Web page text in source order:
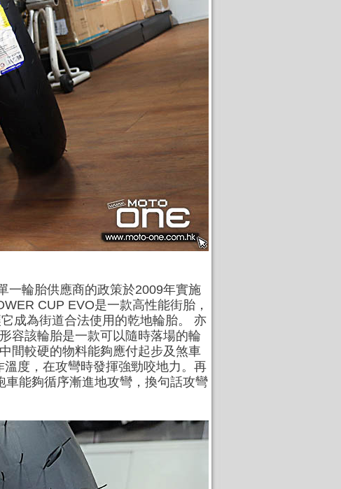
一輪胎供應商的政策於2009年實施
CUP EVO是一款高性能街胎，
成為街道合法使用的乾地輪胎。 亦
容該輪胎是一款可以隨時落場的輪
間較硬的物料能夠應付起步及煞車
度，在攻彎時發揮強勁咬地力。再
能夠循序漸進地攻彎，換句話攻彎